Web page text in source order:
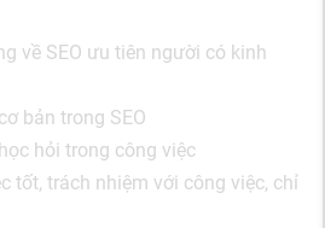
về SEO ưu tiên người có kinh
bản trong SEO
hỏi trong công việc
tốt, trách nhiệm với công việc, chỉ